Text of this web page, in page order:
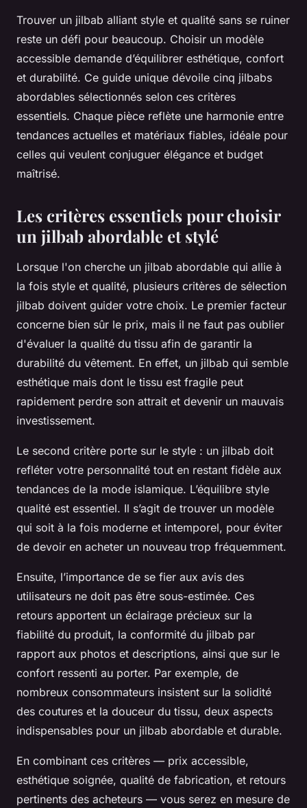
Trouver un jilbab alliant style et qualité sans se ruiner
reste un défi pour beaucoup. Choisir un modèle
accessible demande d’équilibrer esthétique, confort
et durabilité. Ce guide unique dévoile cinq jilbabs
abordables sélectionnés selon ces critères
essentiels. Chaque pièce reflète une harmonie entre
tendances actuelles et matériaux fiables, idéale pour
celles qui veulent conjuguer élégance et budget
maîtrisé.
Les critères essentiels pour choisir
un jilbab abordable et stylé
Lorsque l'on cherche un jilbab abordable qui allie à
la fois style et qualité, plusieurs critères de sélection
jilbab doivent guider votre choix. Le premier facteur
concerne bien sûr le prix, mais il ne faut pas oublier
d'évaluer la qualité du tissu afin de garantir la
durabilité du vêtement. En effet, un jilbab qui semble
esthétique mais dont le tissu est fragile peut
rapidement perdre son attrait et devenir un mauvais
investissement.
Le second critère porte sur le style : un jilbab doit
refléter votre personnalité tout en restant fidèle aux
tendances de la mode islamique. L’équilibre style
qualité est essentiel. Il s’agit de trouver un modèle
qui soit à la fois moderne et intemporel, pour éviter
de devoir en acheter un nouveau trop fréquemment.
Ensuite, l’importance de se fier aux avis des
utilisateurs ne doit pas être sous-estimée. Ces
retours apportent un éclairage précieux sur la
fiabilité du produit, la conformité du jilbab par
rapport aux photos et descriptions, ainsi que sur le
confort ressenti au porter. Par exemple, de
nombreux consommateurs insistent sur la solidité
des coutures et la douceur du tissu, deux aspects
indispensables pour un jilbab abordable et durable.
En combinant ces critères — prix accessible,
esthétique soignée, qualité de fabrication, et retours
pertinents des acheteurs — vous serez en mesure de